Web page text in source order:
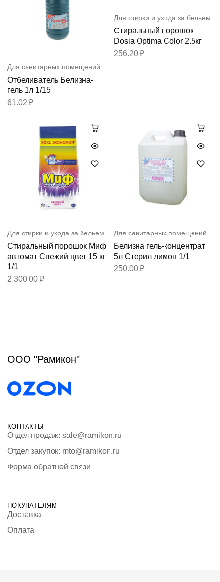
Для санитарных помещений
Отбеливатель Белизна-
гель 1л 1/15
61.02 ₽
Для стирки и ухода за бельем
Стиральный порошок
Dosia Optima Color 2.5кг
256.20 ₽
Для стирки и ухода за бельем
Стиральный порошок Миф
автомат Свежий цвет 15 кг
1/1
2 300.00 ₽
Для санитарных помещений
Белизна гель-концентрат
5л Стерил лимон 1/1
250.00 ₽
ООО "Рамикон"
КОНТАКТЫ
Отдел продаж: sale@ramikon.ru
Отдел закупок: mto@ramikon.ru
Форма обратной связи
ПОКУПАТЕЛЯМ
Доставка
Оплата